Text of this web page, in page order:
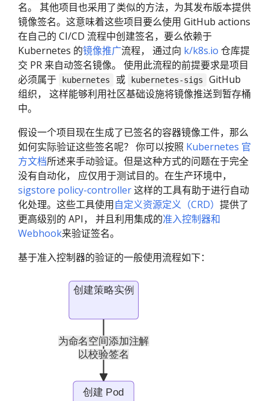
名。 其他项目也采用了类似的方法，为其发布版本提供
镜像签名。这意味着这些项目要么使用 GitHub actions
在自己的 CI/CD 流程中创建签名，要么依赖于
Kubernetes 的镜像推广流程， 通过向 k/k8s.io 仓库提
交 PR 来自动签名镜像。 使用此流程的前提要求是项目
必须属于
kubernetes 或 kubernetes-sigs
GitHub
组织， 这样能够利用社区基础设施将镜像推送到暂存桶
中。
假设一个项目现在生成了已签名的容器镜像工件，那么
如何实际验证这些签名呢？ 你可以按照 Kubernetes 官
方文档所述来手动验证。但是这种方式的问题在于完全
没有自动化， 应仅用于测试目的。在生产环境中，
sigstore policy-controller这样的工具有助于进行自动
化处理。这些工具使用自定义资源定义（CRD） 提供了
更高级别的 API， 并且利用集成的准入控制器和
Webhook来验证签名。
基于准入控制器的验证的一般使用流程如下：